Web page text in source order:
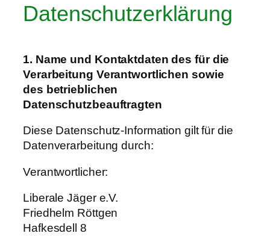
Datenschutzerklärung
1. Name und Kontaktdaten des für die
Verarbeitung Verantwortlichen sowie
des betrieblichen
Datenschutzbeauftragten
Diese Datenschutz-Information gilt für die
Datenverarbeitung durch:
Verantwortlicher:
Liberale Jäger e.V.
Friedhelm Röttgen
Hafkesdell 8